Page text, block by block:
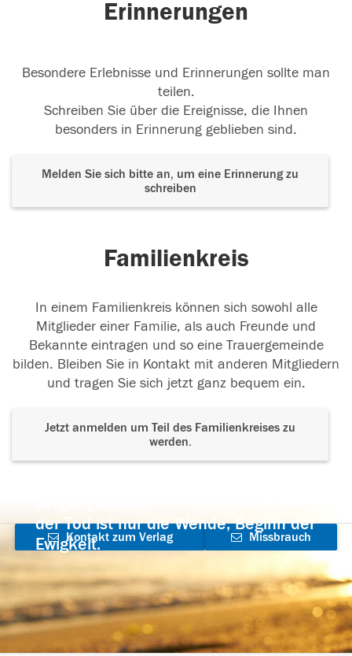
Erinnerungen
Besondere Erlebnisse und Erinnerungen sollte man
teilen.
Schreiben Sie über die Ereignisse, die Ihnen
besonders in Erinnerung geblieben sind.
Melden Sie sich bitte an, um eine Erinnerung zu
schreiben
Familienkreis
In einem Familienkreis können sich sowohl alle
Mitglieder einer Familie, als auch Freunde und
Bekannte eintragen und so eine Trauergemeinde
bilden. Bleiben Sie in Kontakt mit anderen Mitgliedern
und tragen Sie sich jetzt ganz bequem ein.
Jetzt anmelden um Teil des Familienkreises zu
werden.
der Tod ist nur die Wende, Beginn der
Ewigkeit.
Kontakt zum Verlag
aufnehmen
Missbrauch